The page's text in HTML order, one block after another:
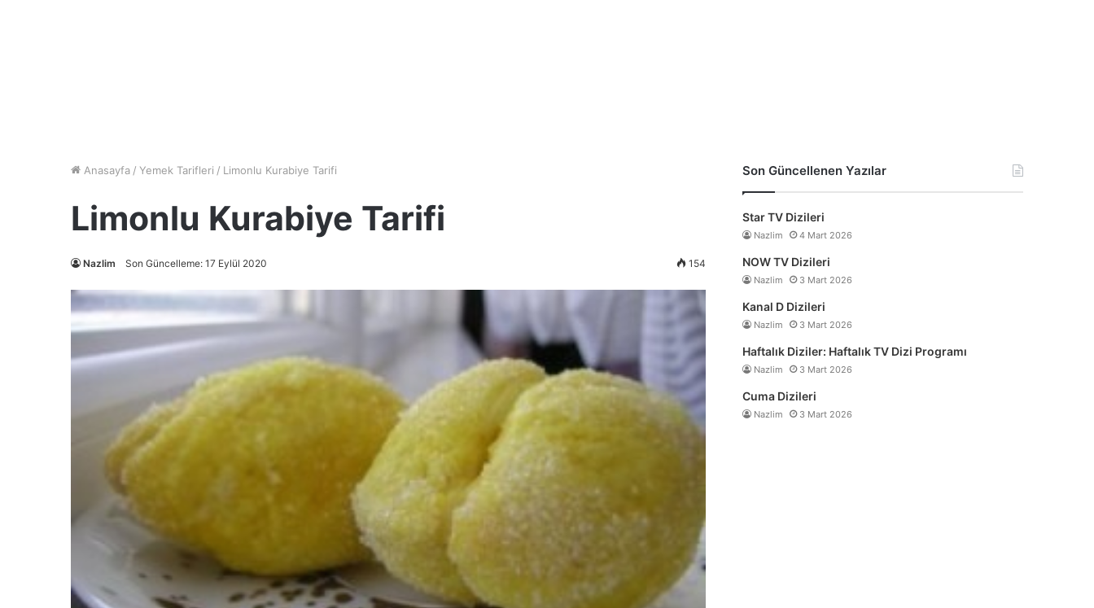
Anasayfa / Yemek Tarifleri / Limonlu Kurabiye Tarifi
Limonlu Kurabiye Tarifi
Nazlim Son Güncelleme: 17 Eylül 2020 154
Son Güncellenen Yazılar
Star TV Dizileri
Nazlim 4 Mart 2026
NOW TV Dizileri
Nazlim 3 Mart 2026
Kanal D Dizileri
Nazlim 3 Mart 2026
Haftalık Diziler: Haftalık TV Dizi Programı
Nazlim 3 Mart 2026
Cuma Dizileri
Nazlim 3 Mart 2026